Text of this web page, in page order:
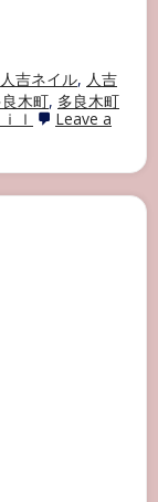
人吉ネイル, 人吉
木町, 多良木町
ｌ
Leave a